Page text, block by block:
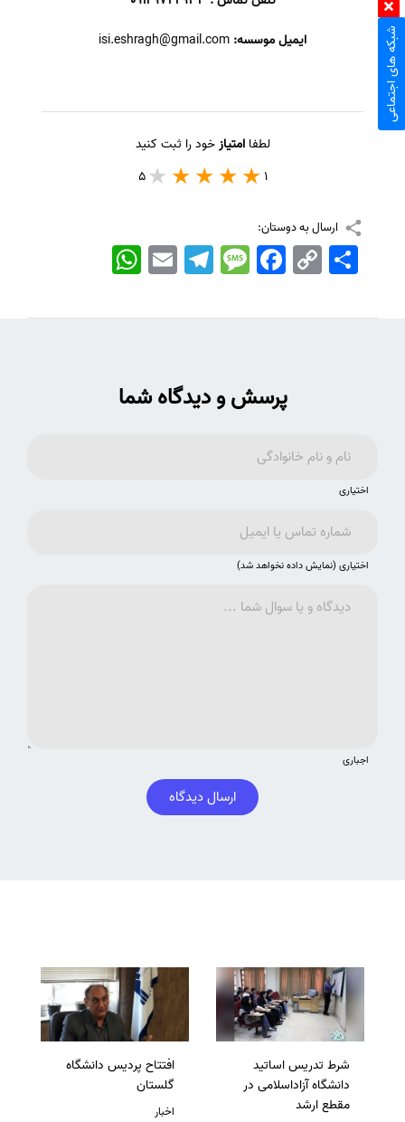
ایمیل موسسه: isi.eshragh@gmail.com
لطفاامتیازخود را ثبت کنید
1
5
ارسال به دوستان:
WhatsApp EmailTelegramMessageFacebook Copy
Link
اشتراک
پرسش و دیدگاه شما
اختیاری
اختیاری (نمایش داده نخواهد شد)
اجباری
ارسال دیدگاه
شرط تدریس اساتید
دانشگاه آزاداسلامی در
مقطع ارشد
افتتاح پردیس دانشگاه
گلستان
اخبار
شبکه های اجتماعی